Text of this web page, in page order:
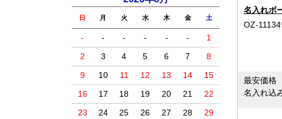
日 月 火 水 木 金 土
- - - - - -
1
2
3 4 5 6 7
8
9
10 11 12 13 14
15
16
17 18 19 20 21
22
23
24 25 26 27 28 29
名入れボ
OZ-
最安価格
名入れ込